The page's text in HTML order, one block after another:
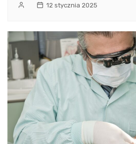
12 stycznia 2025